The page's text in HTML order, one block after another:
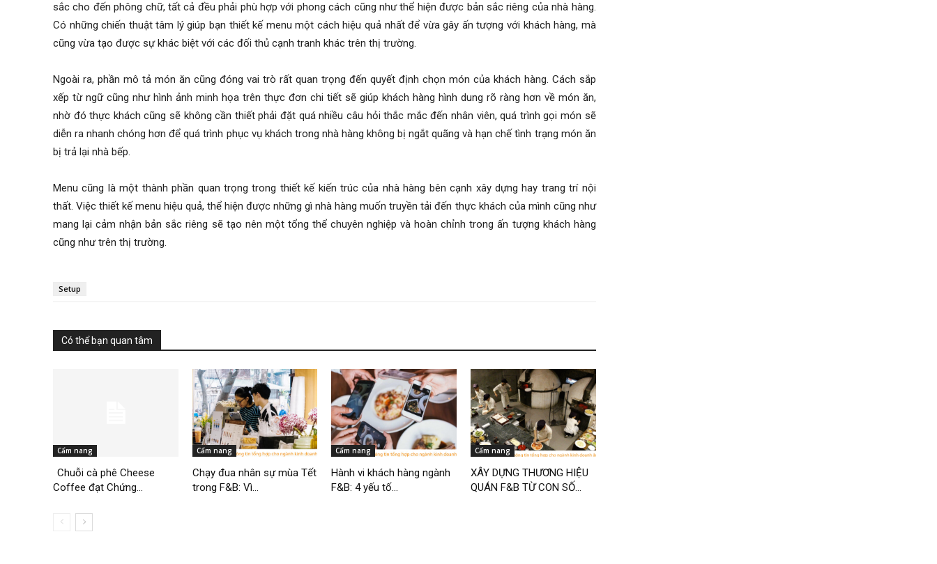
sắc cho đến phông chữ, tất cả đều phải phù hợp với phong cách cũng như thể hiện được bản sắc riêng của nhà hàng.
Có những chiến thuật tâm lý giúp bạn thiết kế menu một cách hiệu quả nhất để vừa gây ấn tượng với khách hàng, mà
cũng vừa tạo được sự khác biệt với các đối thủ cạnh tranh khác trên thị trường.
Ngoài ra, phần mô tả món ăn cũng đóng vai trò rất quan trọng đến quyết định chọn món của khách hàng. Cách sắp
xếp từ ngữ cũng như hình ảnh minh họa trên thực đơn chi tiết sẽ giúp khách hàng hình dung rõ ràng hơn về món ăn,
nhờ đó thực khách cũng sẽ không cần thiết phải đặt quá nhiều câu hỏi thắc mắc đến nhân viên, quá trình gọi món sẽ
diễn ra nhanh chóng hơn để quá trình phục vụ khách trong nhà hàng không bị ngắt quãng và hạn chế tình trạng món ăn
bị trả lại nhà bếp.
Menu cũng là một thành phần quan trọng trong thiết kế kiến trúc của nhà hàng bên cạnh xây dựng hay trang trí nội
thất. Việc thiết kế menu hiệu quả, thể hiện được những gì nhà hàng muốn truyền tải đến thực khách của mình cũng như
mang lại cảm nhận bản sắc riêng sẽ tạo nên một tổng thể chuyên nghiệp và hoàn chỉnh trong ấn tượng khách hàng
cũng như trên thị trường.
Setup
Có thể bạn quan tâm
Cẩm nang
Chuỗi cà phê Cheese
Coffee đạt Chứng...
Cẩm nang
Chạy đua nhân sự mùa Tết
trong F&B: Vì...
Cẩm nang
Hành vi khách hàng ngành
F&B: 4 yếu tố...
Cẩm nang
XÂY DỰNG THƯƠNG HIỆU
QUÁN F&B TỪ CON SỐ...